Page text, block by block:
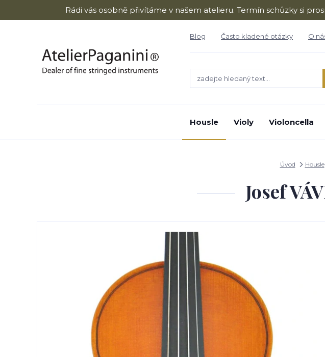
Rádi vás osobně přivítáme v našem atelieru. Termín schůzky si
Blog Často kladené otázky O
Housle Violy Violoncella
Úvod Housle
Josef